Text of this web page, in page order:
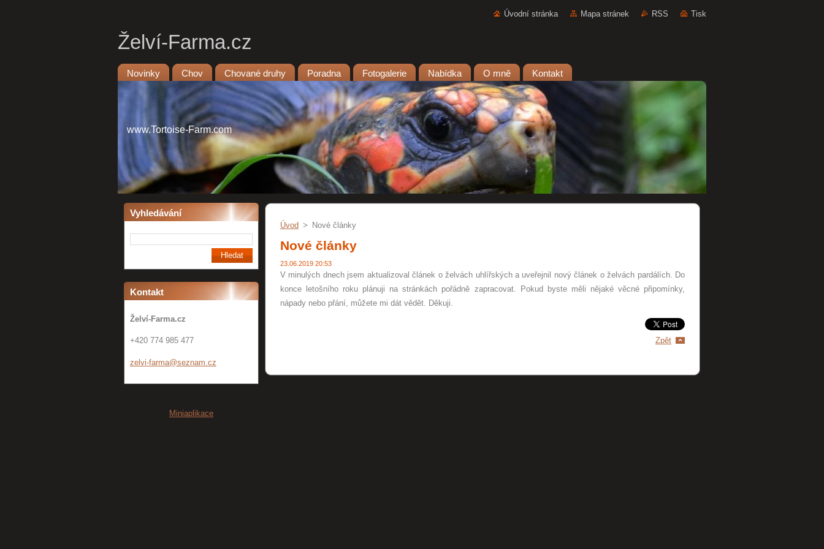
Úvodní stránka Mapa stránek RSS Tisk
Želví-Farma.cz
Novinky Chov Chované druhy Poradna Fotogalerie Nabídka O mně Kontakt
www.Tortoise-Farm.com
Vyhledávání
Kontakt
Želví-Farma.cz
+420 774 985 477
zelvi-farma@seznam.cz
Miniaplikace
Úvod > Nové články
Nové články
23.06.2019 20:53
V minulých dnech jsem aktualizoval článek o želvách uhlířských a uveřejnil nový článek o želvách pardálích. Do
konce letošního roku plánuji na stránkách pořádně zapracovat. Pokud byste měli nějaké věcné připomínky,
nápady nebo přání, můžete mi dát vědět. Děkuji.
Zpět